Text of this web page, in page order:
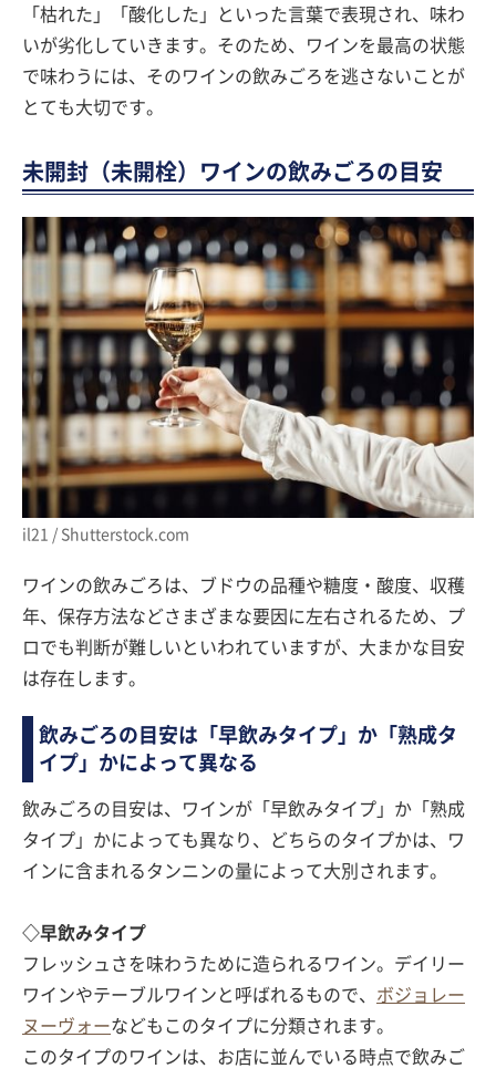
「枯れた」「酸化した」といった言葉で表現され、味わ
いが劣化していきます。そのため、ワインを最高の状態
で味わうには、そのワインの飲みごろを逃さないことが
とても大切です。
未開封（未開栓）ワインの飲みごろの目安
il21 / Shutterstock.com
ワインの飲みごろは、ブドウの品種や糖度・酸度、収穫
年、保存方法などさまざまな要因に左右されるため、プ
ロでも判断が難しいといわれていますが、大まかな目安
は存在します。
飲みごろの目安は「早飲みタイプ」か「熟成タ
イプ」かによって異なる
飲みごろの目安は、ワインが「早飲みタイプ」か「熟成
タイプ」かによっても異なり、どちらのタイプかは、ワ
インに含まれるタンニンの量によって大別されます。
◇早飲みタイプ
フレッシュさを味わうために造られるワイン。デイリー
ワインやテーブルワインと呼ばれるもので、 ボジョレー
ヌーヴォーなどもこのタイプに分類されます。
このタイプのワインは、お店に並んでいる時点で飲みご